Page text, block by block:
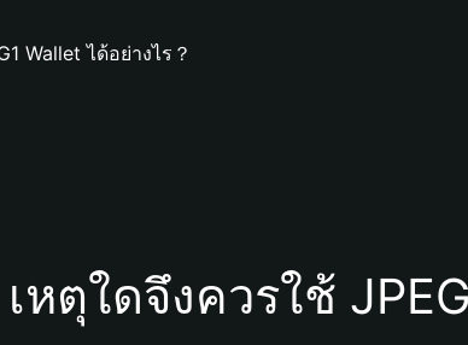
Wallet ได้อย่างไร？
เหตุใดจึงควรใช้